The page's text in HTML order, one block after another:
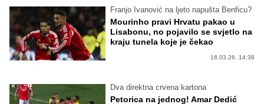
Franjo Ivanović na ljeto napušta Benficu?
Mourinho pravi Hrvatu pakao u
Lisabonu, no pojavilo se svjetlo na
kraju tunela koje je čekao
16.03.26. 14:38
Dva direktna crvena kartona
Petorica na jednog! Amar Dedić